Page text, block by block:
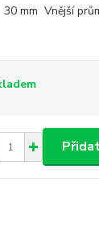
mm Vnější